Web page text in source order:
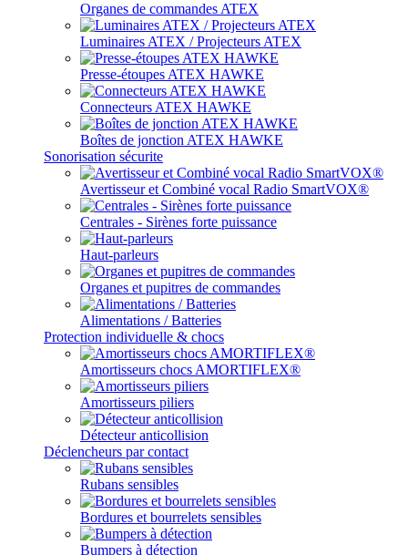
Organes de commandes ATEX
Luminaires ATEX / Projecteurs ATEX
Presse-étoupes ATEX HAWKE
Connecteurs ATEX HAWKE
Boîtes de jonction ATEX HAWKE
Sonorisation sécurite
Avertisseur et Combiné vocal Radio SmartVOX®
Centrales - Sirènes forte puissance
Haut-parleurs
Organes et pupitres de commandes
Alimentations / Batteries
Protection individuelle & chocs
Amortisseurs chocs AMORTIFLEX®
Amortisseurs piliers
Détecteur anticollision
Déclencheurs par contact
Rubans sensibles
Bordures et bourrelets sensibles
Bumpers à détection